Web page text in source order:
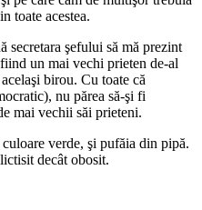
toate acestea.
secretara şefului să mă prezint
un mai vechi prieten de-al
birou. Cu toate că
nu părea să-şi fi
mai vechii săi prieteni.
verde, şi pufăia din pipă.
decât obosit.